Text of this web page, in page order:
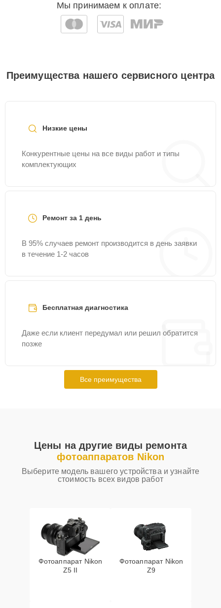
Мы принимаем к оплате:
Преимущества нашего сервисного центра
Низкие цены
Конкурентные цены на все виды работ и типы
комплектующих
Ремонт за 1 день
В 95% случаев ремонт производится в день заявки
в течение 1-2 часов
Бесплатная диагностика
Даже если клиент передумал или решил обратится
позже
Все преимущества
Цены на другие виды ремонта
фотоаппаратов Nikon
Выберите модель вашего устройства и узнайте
стоимость всех видов работ
Фотоаппарат Nikon
Z5 II
Фотоаппарат Nikon
Z9